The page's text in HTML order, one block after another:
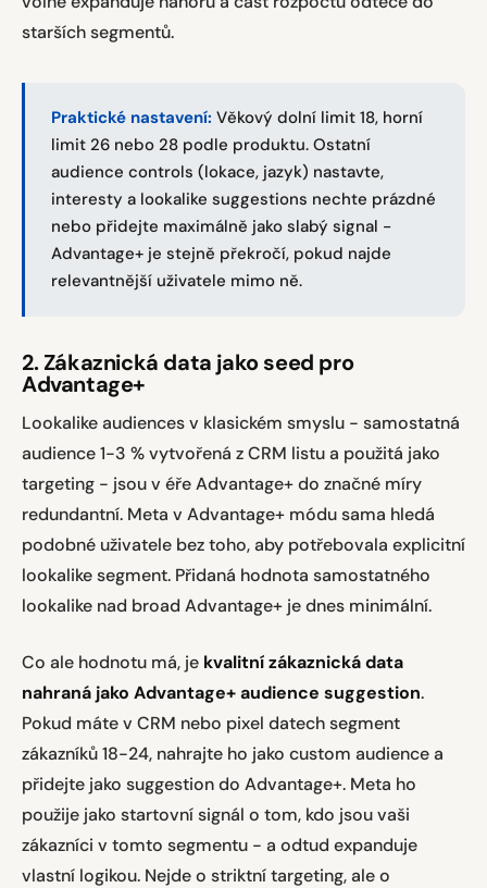
starších segmentů.
Praktické nastavení: Věkový dolní limit 18, horní
limit 26 nebo 28 podle produktu. Ostatní
audience controls (lokace, jazyk) nastavte,
interesty a lookalike suggestions nechte prázdné
nebo přidejte maximálně jako slabý signal -
Advantage+ je stejně překročí, pokud najde
relevantnější uživatele mimo ně.
2. Zákaznická data jako seed pro
Advantage+
Lookalike audiences v klasickém smyslu - samostatná
audience 1-3 % vytvořená z CRM listu a použitá jako
targeting - jsou v éře Advantage+ do značné míry
redundantní. Meta v Advantage+ módu sama hledá
podobné uživatele bez toho, aby potřebovala explicitní
lookalike segment. Přidaná hodnota samostatného
lookalike nad broad Advantage+ je dnes minimální.
Co ale hodnotu má, je kvalitní zákaznická data
nahraná jako Advantage+ audience suggestion.
Pokud máte v CRM nebo pixel datech segment
zákazníků 18-24, nahrajte ho jako custom audience a
přidejte jako suggestion do Advantage+. Meta ho
použije jako startovní signál o tom, kdo jsou vaši
zákazníci v tomto segmentu - a odtud expanduje
vlastní logikou. Nejde o striktní targeting, ale o